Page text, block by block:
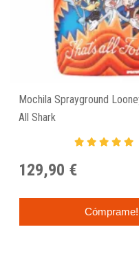
Mochila Sprayground
All Shark
129,90 €
Cómprame!